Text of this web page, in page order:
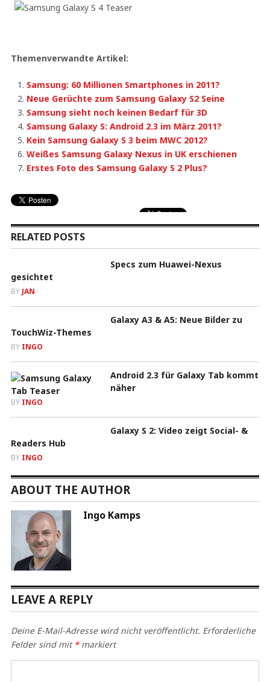
Themenverwandte Artikel:
Samsung: 60 Millionen Smartphones in 2011?
Neue Gerüchte zum Samsung Galaxy S2 Seine
Samsung sieht noch keinen Bedarf für 3D
Samsung Galaxy S: Android 2.3 im März 2011?
Kein Samsung Galaxy S 3 beim MWC 2012?
Weißes Samsung Galaxy Nexus in UK erschienen
Erstes Foto des Samsung Galaxy S 2 Plus?
RELATED POSTS
Specs zum Huawei-Nexus
gesichtet
BY JAN
Galaxy A3 & A5: Neue Bilder zu
TouchWiz-Themes
BY INGO
Android 2.3 für Galaxy Tab kommt
näher
BY INGO
Galaxy S 2: Video zeigt Social- &
Readers Hub
BY INGO
ABOUT THE AUTHOR
Ingo Kamps
LEAVE A REPLY
Deine E-Mail-Adresse wird nicht veröffentlicht. Erforderliche
Felder sind mit *markiert